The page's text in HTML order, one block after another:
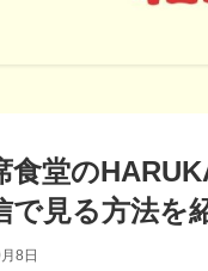
食堂の
で見る方法を
8日